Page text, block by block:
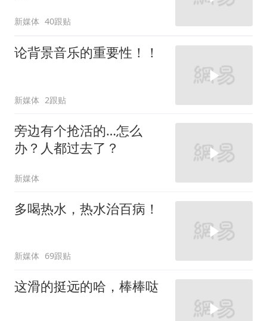
新媒体 40跟贴
论背景音乐的重要性！！
新媒体 2跟贴
旁边有个抢活的…怎么
办？人都过去了？
新媒体
多喝热水，热水治百病！
新媒体 69跟贴
这滑的挺远的哈，棒棒哒